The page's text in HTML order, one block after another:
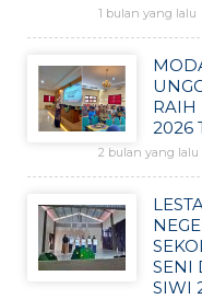
1 bulan yang lalu
RAIH
2026
2 bulan yang lalu
SENI
SIWI